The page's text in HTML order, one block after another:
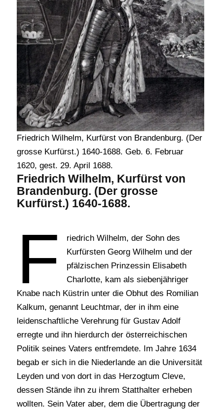
Friedrich Wilhelm, Kurfürst von Brandenburg. (Der
grosse Kurfürst.) 1640-1688. Geb. 6. Februar
1620, gest. 29. April 1688.
Friedrich Wilhelm, Kurfürst von
Brandenburg. (Der grosse
Kurfürst.) 1640-1688.
F
riedrich Wilhelm, der Sohn des
Kurfürsten Georg Wilhelm und der
pfälzischen Prinzessin Elisabeth
Charlotte, kam als siebenjähriger
Knabe nach Küstrin unter die Obhut des Romilian
Kalkum, genannt Leuchtmar, der in ihm eine
leidenschaftliche Verehrung für Gustav Adolf
erregte und ihn hierdurch der österreichischen
Politik seines Vaters entfremdete. Im Jahre 1634
begab er sich in die Niederlande an die Universität
Leyden und von dort in das Herzogtum Cleve,
dessen Stände ihn zu ihrem Statthalter erheben
wollten. Sein Vater aber, dem die Übertragung der